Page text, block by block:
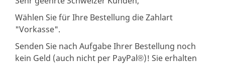
Wählen Sie für Ihre Bestellung die Zahlart
"Vorkasse".
Senden Sie nach Aufgabe Ihrer Bestellung noch
kein Geld (auch nicht per PayPal®)! Sie erhalten